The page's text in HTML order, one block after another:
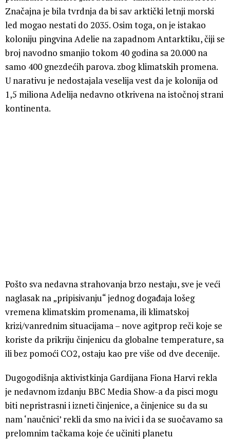
Značajna je bila tvrdnja da bi sav arktički letnji morski
led mogao nestati do 2035. Osim toga, on je istakao
koloniju pingvina Adelie na zapadnom Antarktiku, čiji se
broj navodno smanjio tokom 40 godina sa 20.000 na
samo 400 gnezdećih parova. zbog klimatskih promena.
U narativu je nedostajala veselija vest da je kolonija od
1,5 miliona Adelija nedavno otkrivena na istočnoj strani
kontinenta.
Pošto sva nedavna strahovanja brzo nestaju, sve je veći
naglasak na „pripisivanju“ jednog događaja lošeg
vremena klimatskim promenama, ili klimatskoj
krizi/vanrednim situacijama – nove agitprop reči koje se
koriste da prikriju činjenicu da globalne temperature, sa
ili bez pomoći CO2, ostaju kao pre više od dve decenije.
Dugogodišnja aktivistkinja Gardijana Fiona Harvi rekla
je nedavnom izdanju BBC Media Show-a da pisci mogu
biti nepristrasni i izneti činjenice, a činjenice su da su
nam ‘naučnici’ rekli da smo na ivici i da se suočavamo sa
prelomnim tačkama koje će učiniti planetu